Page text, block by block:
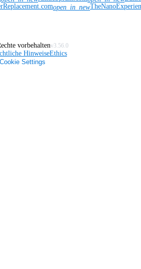
open_in_new
vorbehaltenv3.56.0
HinweiseEthics
Cookie Settings